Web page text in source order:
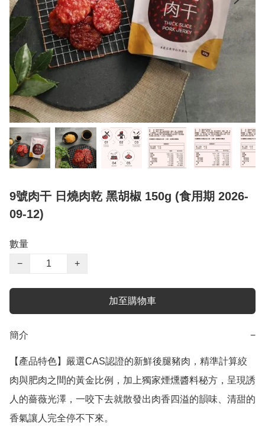
9號肉干 日燒肉乾 黑胡椒 150g (食用期 2026-
09-12)
數量
−
+
加至購物車
簡介 −
【產品特色】嚴選CAS認證的新鮮後腿豬肉，精準計算絞
肉與肥肉之間的黃金比例，加上獨家煙燻醬料秘方，呈現誘
人的薔薇光澤，一咬下去就散發出肉香四溢的韻味、清甜的
香氣讓人完全停不下來。